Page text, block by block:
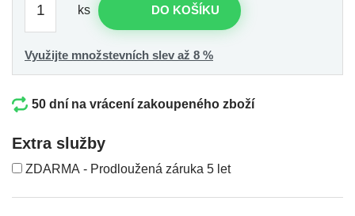
ks DO KOŠÍKU
Využijte množstevních slev až 8 %
50 dní na vrácení zakoupeného zboží
Extra služby
ZDARMA - Prodloužená záruka 5 let